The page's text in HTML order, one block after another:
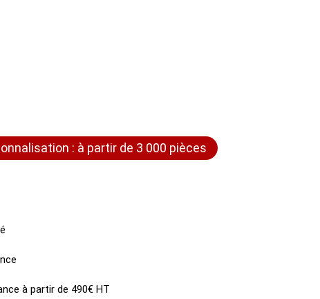
: à partir de 3 000 pièces
à partir de 490€ HT